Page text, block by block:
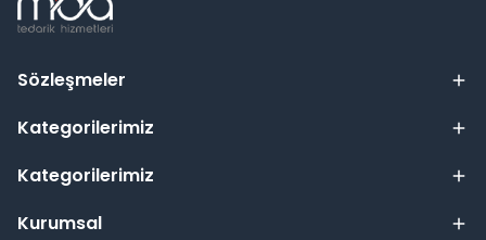
Sözleşmeler
Kategorilerimiz
Kategorilerimiz
Kurumsal